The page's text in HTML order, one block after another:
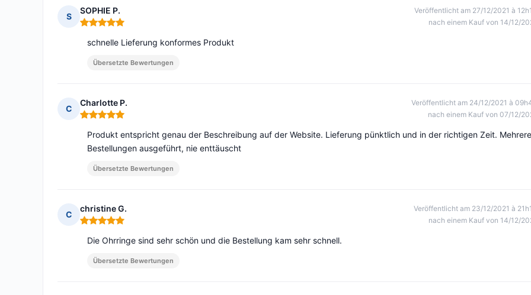
S
SOPHIE P.
Hinweis: 5 von 5
Veröffentlicht am 27/12/2021 à
nach einem Kauf von 14/12/
schnelle Lieferung konformes Produkt
Übersetzte Bewertungen
C
Charlotte P.
Hinweis: 5 von 5
Veröffentlicht am 24/12/2021 à
nach einem Kauf von 07/12/
Produkt entspricht genau der Beschreibung auf der Website. Lieferung pünktlich und in der richtigen Zeit. Mehrere
Bestellungen ausgeführt, nie enttäuscht
Übersetzte Bewertungen
C
christine G.
Hinweis: 5 von 5
Veröffentlicht am 23/12/2021 à
nach einem Kauf von 14/12/
Die Ohrringe sind sehr schön und die Bestellung kam sehr schnell.
Übersetzte Bewertungen